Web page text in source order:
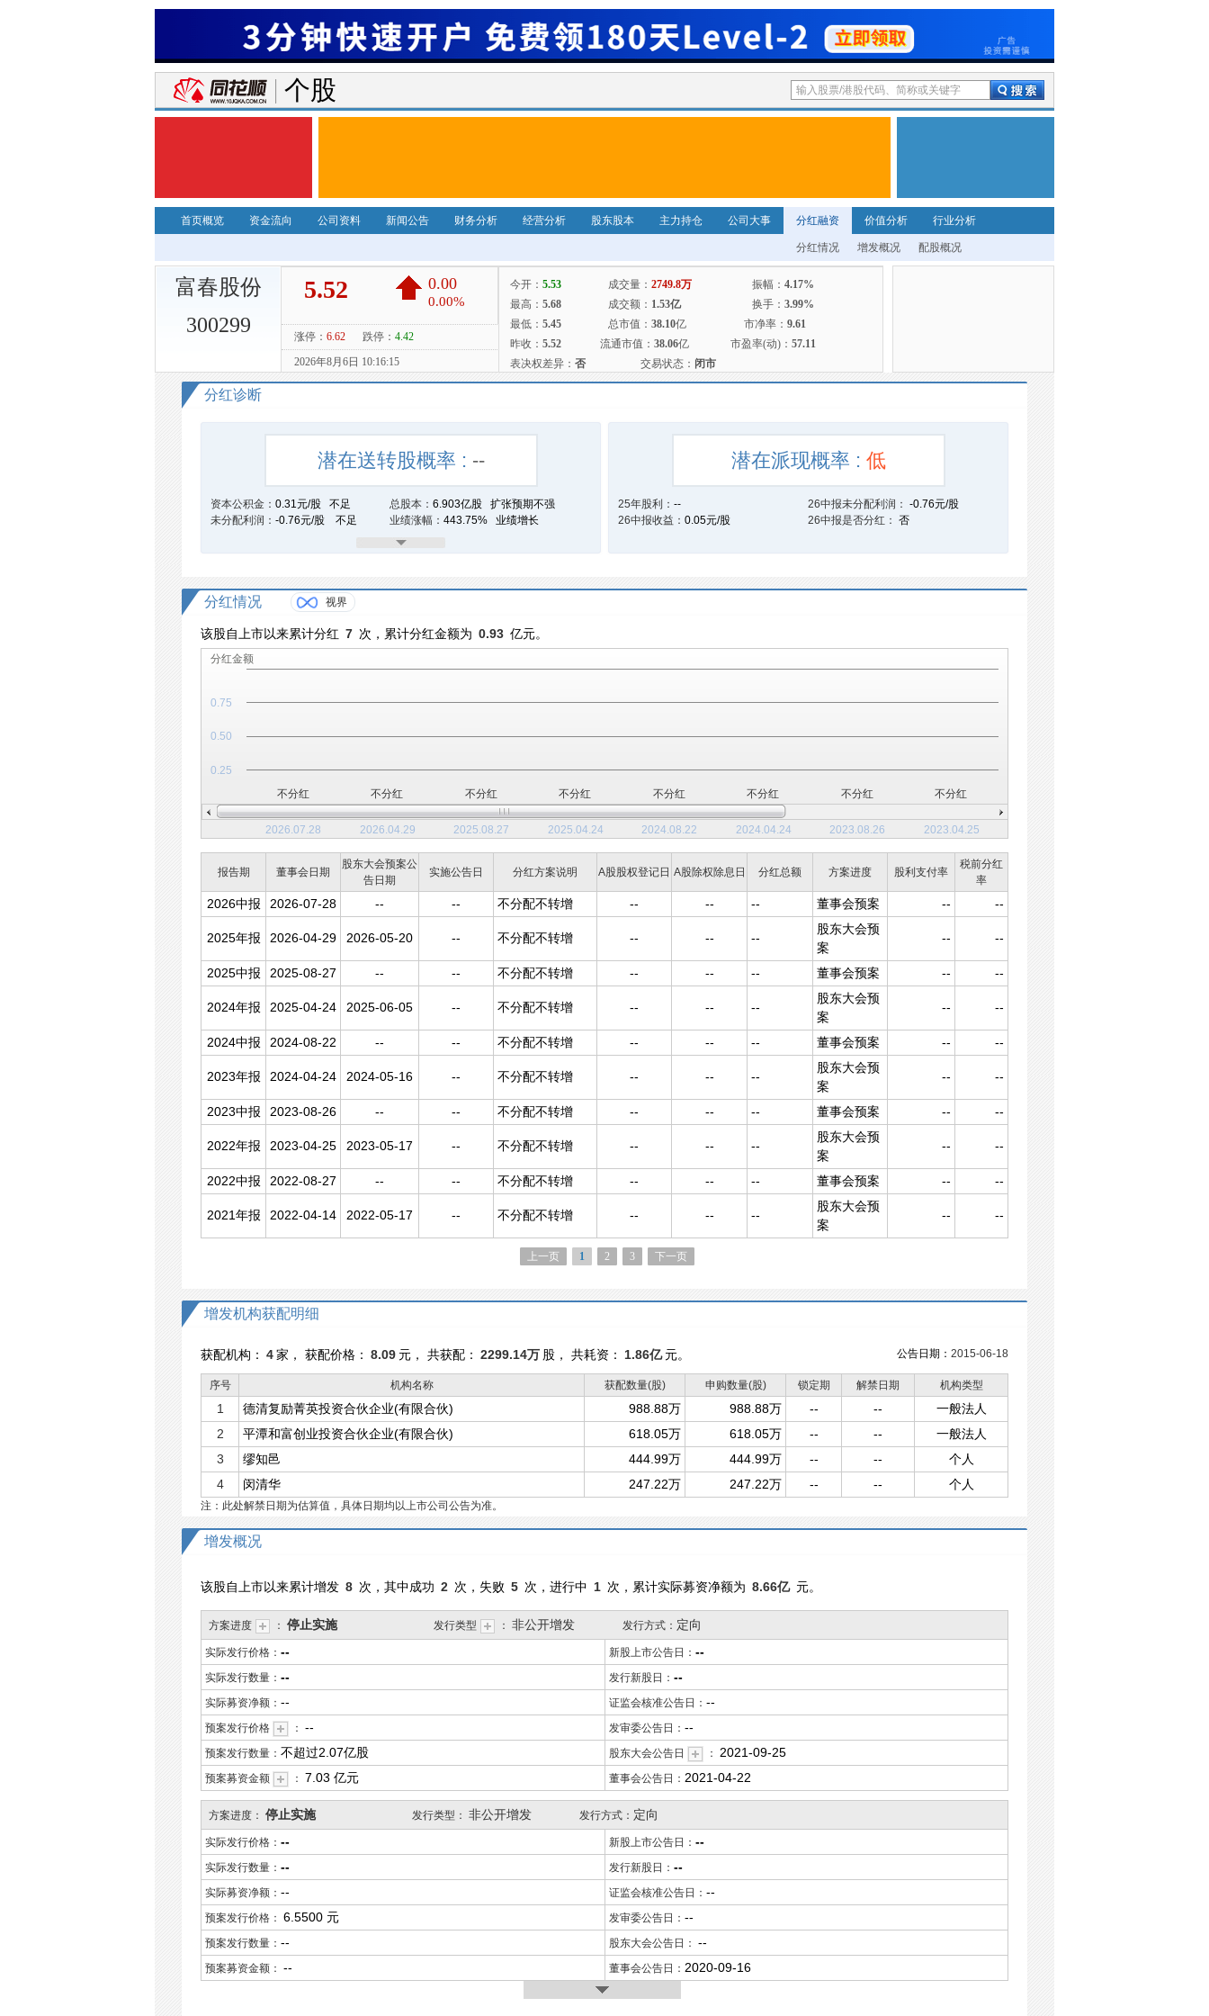
个股
首页概览 资金流向 公司资料 新闻公告 财务分析 经营分析 股东股本 主力持仓 公司大事 分红融资 价值分析 行业分析
分红情况 增发概况 配股概况
富春股份
300299